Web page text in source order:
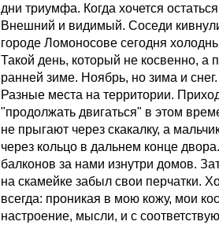
дни триумфа. Когда хочется
Внешний и видимый. Соседи
городе Ломоносове сегодня
Такой день, который не косвенно, а
ранней зиме. Ноябрь, но зима и
Разные места на территории.
"продолжать двигаться" в этом
не прыгают через скакалку, а
через кольцо в дальнем конце
балконов за нами изнутри домов.
на скамейке забыл свои перчатки.
всегда: проникая в мою кожу, мои
настроение, мысли, и с